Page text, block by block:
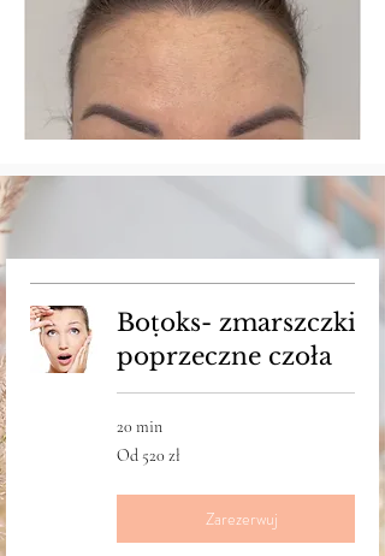
Boṭoks- zmarszczki
poprzeczne czoła
20 min
Od
520
Od 520 zł
Zarezerwuj